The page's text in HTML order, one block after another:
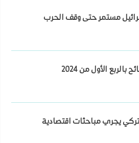
مستمر حتى وقف الحرب
يجري مباحثات اقتصادية